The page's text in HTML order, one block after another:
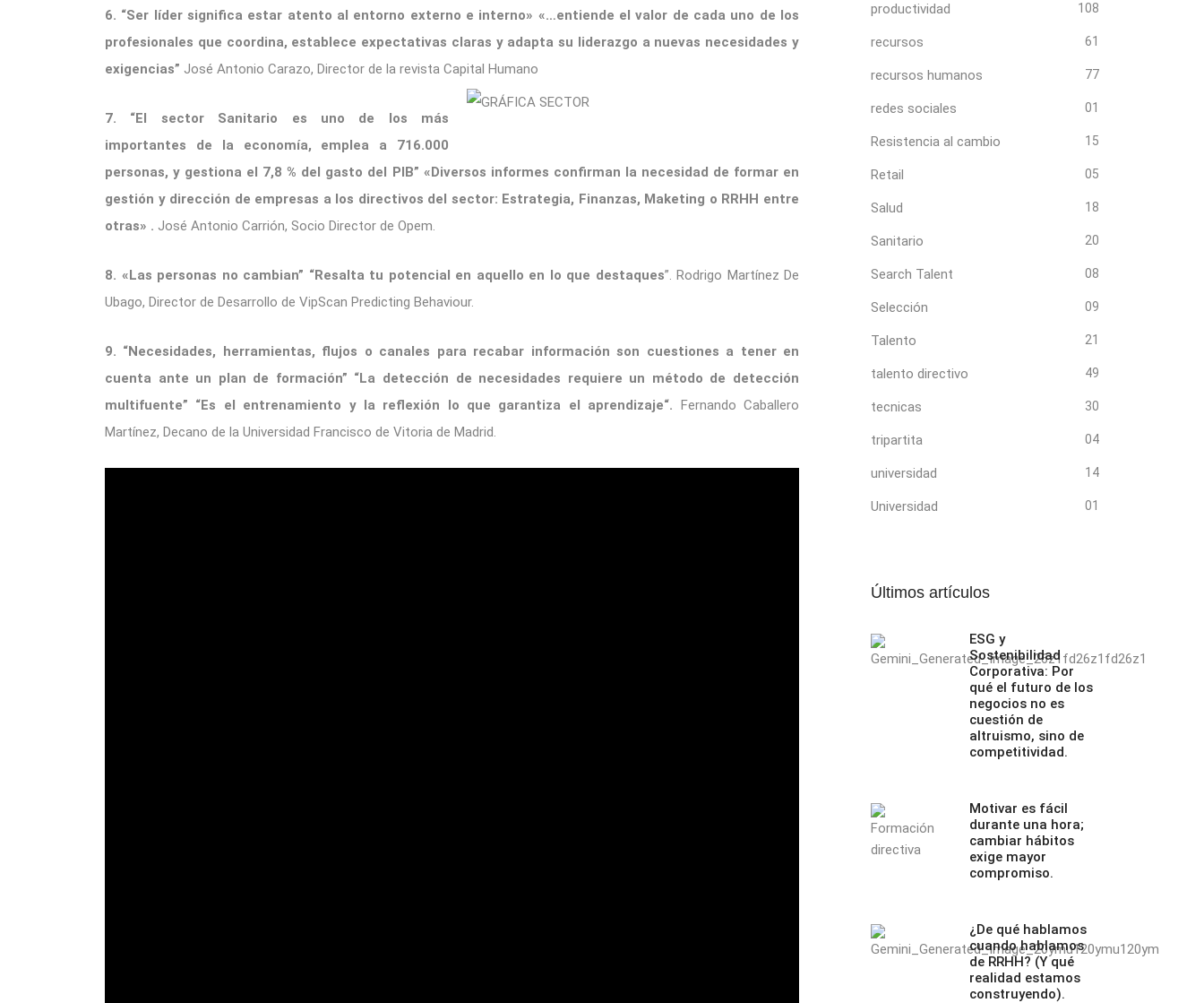
6. “Ser líder significa estar atento al entorno externo e interno» «…entiende el valor de cada uno de los
profesionales que coordina, establece expectativas claras y adapta su liderazgo a nuevas necesidades y
exigencias” José Antonio Carazo, Director de la revista Capital Humano
7. “El sector Sanitario es uno de los más
importantes de la economía, emplea a 716.000
personas, y gestiona el 7,8 % del gasto del PIB” «Diversos informes confirman la necesidad de formar en
gestión y dirección de empresas a los directivos del sector: Estrategia, Finanzas, Maketing o RRHH entre
otras» . José Antonio Carrión, Socio Director de Opem.
8. «Las personas no cambian” “Resalta tu potencial en aquello en lo que destaques”. Rodrigo Martínez De
Ubago, Director de Desarrollo de VipScan Predicting Behaviour.
9. “Necesidades, herramientas, flujos o canales para recabar información son cuestiones a tener en
cuenta ante un plan de formación” “La detección de necesidades requiere un método de detección
multifuente” “Es el entrenamiento y la reflexión lo que garantiza el aprendizaje“. Fernando Caballero
Martínez, Decano de la Universidad Francisco de Vitoria de Madrid.
productividad 108
recursos 61
recursos humanos 77
redes sociales 01
Resistencia al cambio 15
Retail 05
Salud 18
Sanitario 20
Search Talent 08
Selección 09
Talento 21
talento directivo 49
tecnicas 30
tripartita 04
universidad 14
Universidad 01
Últimos artículos
ESG y
Sostenibilidad
Corporativa: Por
qué el futuro de los
negocios no es
cuestión de
altruismo, sino de
competitividad.
Motivar es fácil
durante una hora;
cambiar hábitos
exige mayor
compromiso.
¿De qué hablamos
cuando hablamos
de RRHH? (Y qué
realidad estamos
construyendo).